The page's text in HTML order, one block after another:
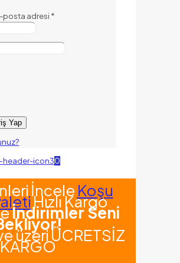
posta adresi *
Yap
0
İncele Koşu
Hızlı Kargo
İndirimler Seni
üzeri ÜCRETSİZ
KARGO